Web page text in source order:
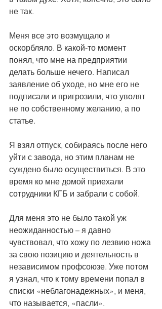
не так.
Меня все это возмущало и
оскорбляло. В какой-то момент
понял, что мне на предприятии
делать больше нечего. Написал
заявление об уходе, но мне его не
подписали и пригрозили, что уволят
не по собственному желанию, а по
статье.
Я взял отпуск, собираясь после него
уйти с завода, но этим планам не
суждено было осуществиться. В это
время ко мне домой приехали
сотрудники КГБ и забрали с собой.
Для меня это не было такой уж
неожиданностью – я давно
чувствовал, что хожу по лезвию ножа
за свою позицию и деятельность в
независимом профсоюзе. Уже потом
я узнал, что к тому времени попал в
списки «неблагонадежных», и меня,
что называется, «пасли».